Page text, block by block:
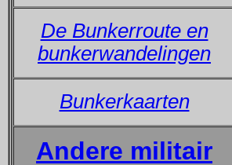
De Bunkerroute en
bunkerwandelingen
Bunkerkaarten
Andere militair